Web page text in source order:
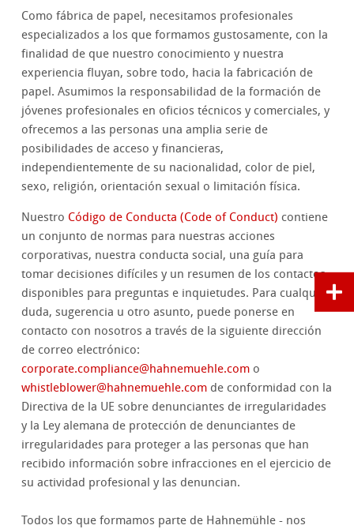
Como fábrica de papel, necesitamos profesionales
especializados a los que formamos gustosamente, con la
finalidad de que nuestro conocimiento y nuestra
experiencia fluyan, sobre todo, hacia la fabricación de
papel. Asumimos la responsabilidad de la formación de
jóvenes profesionales en oficios técnicos y comerciales, y
ofrecemos a las personas una amplia serie de
posibilidades de acceso y financieras,
independientemente de su nacionalidad, color de piel,
sexo, religión, orientación sexual o limitación física.
Nuestro Código de Conducta (Code of Conduct) contiene
un conjunto de normas para nuestras acciones
corporativas, nuestra conducta social, una guía para
tomar decisiones difíciles y un resumen de los contactos
disponibles para preguntas e inquietudes. Para cualquier
duda, sugerencia u otro asunto, puede ponerse en
contacto con nosotros a través de la siguiente dirección
de correo electrónico:
corporate.compliance@hahnemuehle.com o
whistleblower@hahnemuehle.com de conformidad con la
Directiva de la UE sobre denunciantes de irregularidades
y la Ley alemana de protección de denunciantes de
irregularidades para proteger a las personas que han
recibido información sobre infracciones en el ejercicio de
su actividad profesional y las denuncian.
Todos los que formamos parte de Hahnemühle - nos